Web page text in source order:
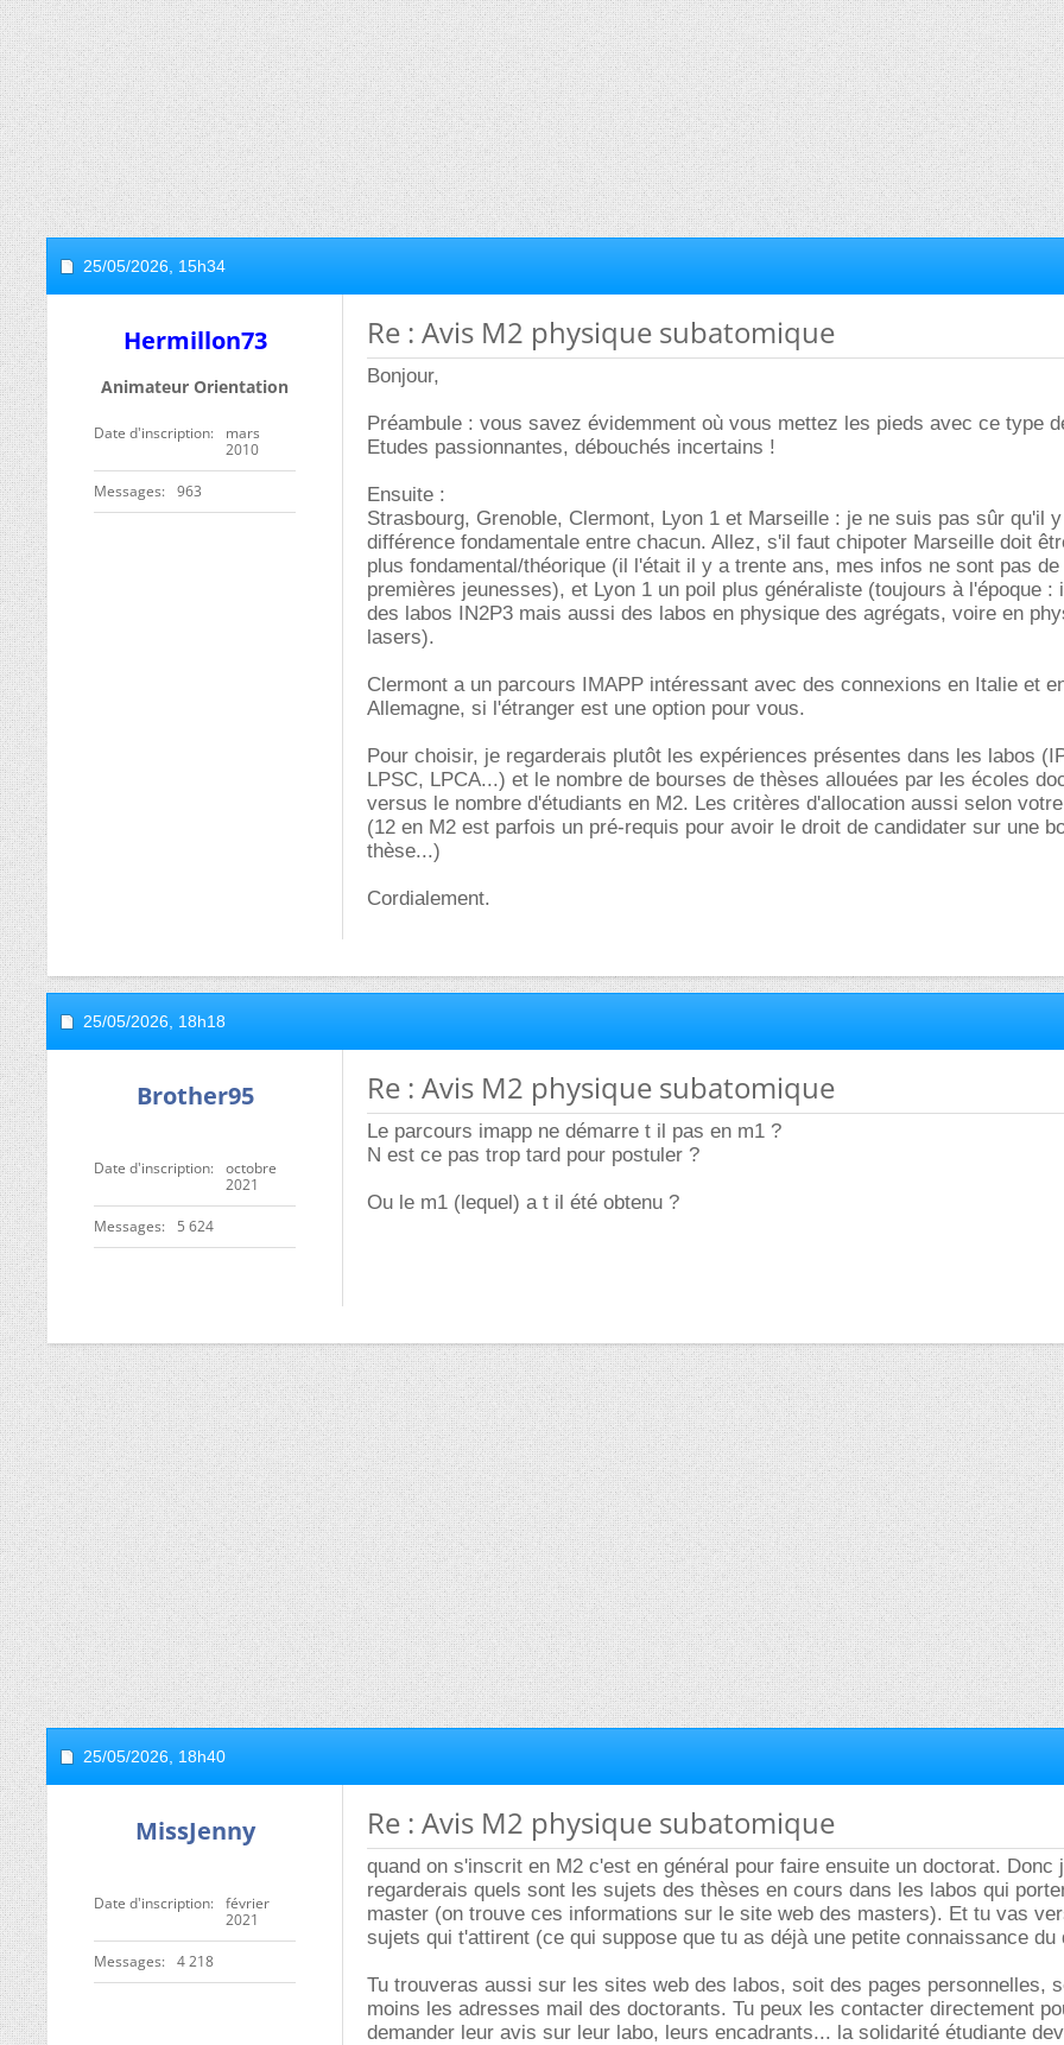
25/05/2026, 15h34
Hermillon73
Animateur Orientation
Date d'inscription
mars
2010
Messages 963
Re : Avis M2 physique subatomique
Bonjour,
Préambule : vous savez évidemment où vous mettez les pieds avec ce type
Etudes passionnantes, débouchés incertains !
Ensuite :
Strasbourg, Grenoble, Clermont, Lyon 1 et Marseille : je ne suis pas sûr qu'il
différence fondamentale entre chacun. Allez, s'il faut chipoter Marseille doit
plus fondamental/théorique (il l'était il y a trente ans, mes infos ne sont pas
premières jeunesses), et Lyon 1 un poil plus généraliste (toujours à l'époque :
des labos IN2P3 mais aussi des labos en physique des agrégats, voire en
lasers).
Clermont a un parcours IMAPP intéressant avec des connexions en Italie et
Allemagne, si l'étranger est une option pour vous.
Pour choisir, je regarderais plutôt les expériences présentes dans les labos
LPSC, LPCA...) et le nombre de bourses de thèses allouées par les écoles
versus le nombre d'étudiants en M2. Les critères d'allocation aussi selon
(12 en M2 est parfois un pré-requis pour avoir le droit de candidater sur une
thèse...)
Cordialement.
25/05/2026, 18h18
Brother95
Date d'inscription
octobre
2021
Messages 5 624
Re : Avis M2 physique subatomique
Le parcours imapp ne démarre t il pas en m1 ?
N est ce pas trop tard pour postuler ?
Ou le m1 (lequel) a t il été obtenu ?
25/05/2026, 18h40
MissJenny
Date d'inscription
février
2021
Messages 4 218
Re : Avis M2 physique subatomique
quand on s'inscrit en M2 c'est en général pour faire ensuite un doctorat. Donc
regarderais quels sont les sujets des thèses en cours dans les labos qui
master (on trouve ces informations sur le site web des masters). Et tu vas
sujets qui t'attirent (ce qui suppose que tu as déjà une petite connaissance du
Tu trouveras aussi sur les sites web des labos, soit des pages personnelles,
moins les adresses mail des doctorants. Tu peux les contacter directement
demander leur avis sur leur labo, leurs encadrants... la solidarité étudiante